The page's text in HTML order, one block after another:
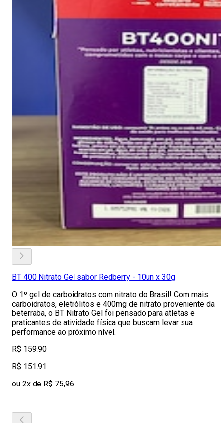
BT 400 Nitrato Gel sabor Redberry - 10un x 30g
O 1º gel de carboidratos com nitrato do Brasil! Com mais
carboidratos, eletrólitos e 400mg de nitrato proveniente da
beterraba, o BT Nitrato Gel foi pensado para atletas e
praticantes de atividade física que buscam levar sua
performance ao próximo nível.
R$ 159,90
R$ 151,91
ou 2x de R$ 75,96